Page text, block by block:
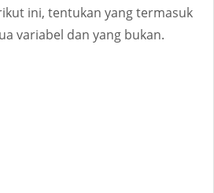
ini, tentukan yang termasuk
variabel dan yang bukan.